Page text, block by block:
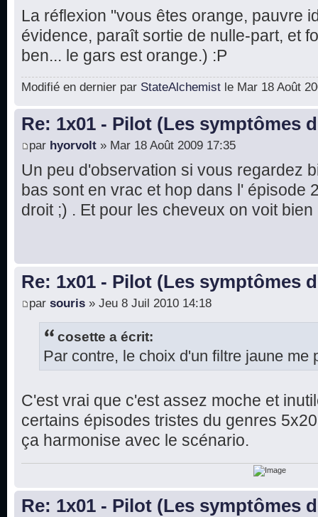
La réflexion "vous êtes orange, pauvre
évidence, paraît sortie de nulle-part, et
ben... le gars est orange.) :P
Modifié en dernier par StateAlchemist le Mar 18 Août
Re: 1x01 - Pilot (Les symptômes
par hyorvolt » Mar 18 Août 2009 17:35
Un peu d'observation si vous regardez
bas sont en vrac et hop dans l' épisode
droit ;) . Et pour les cheveux on voit
Re: 1x01 - Pilot (Les symptômes
par souris » Jeu 8 Juil 2010 14:18
cosette a écrit:
Par contre, le choix d'un filtre jaune me
C'est vrai que c'est assez moche et
certains épisodes tristes du genres
ça harmonise avec le scénario.
Re: 1x01 - Pilot (Les symptômes